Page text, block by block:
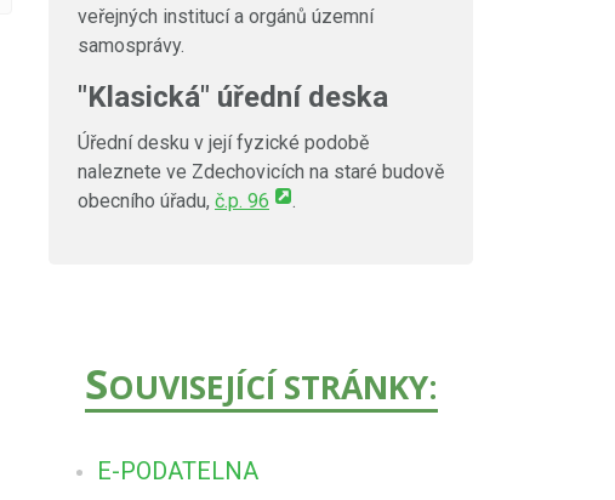
veřejných institucí a orgánů územní
samosprávy.
"Klasická" úřední deska
Úřední desku v její fyzické podobě
naleznete ve Zdechovicích na staré budově
obecního úřadu, č.p. 96 .
SOUVISEJÍCÍ STRÁNKY:
E-PODATELNA